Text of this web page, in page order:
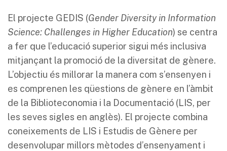
El projecte GEDIS (Gender Diversity in Information
Science: Challenges in Higher Education) se centra
a fer que l’educació superior sigui més inclusiva
mitjançant la promoció de la diversitat de gènere.
L’objectiu és millorar la manera com s’ensenyen i
es comprenen les qüestions de gènere en l’àmbit
de la Biblioteconomia i la Documentació (LIS, per
les seves sigles en anglès). El projecte combina
coneixements de LIS i Estudis de Gènere per
desenvolupar millors mètodes d’ensenyament i